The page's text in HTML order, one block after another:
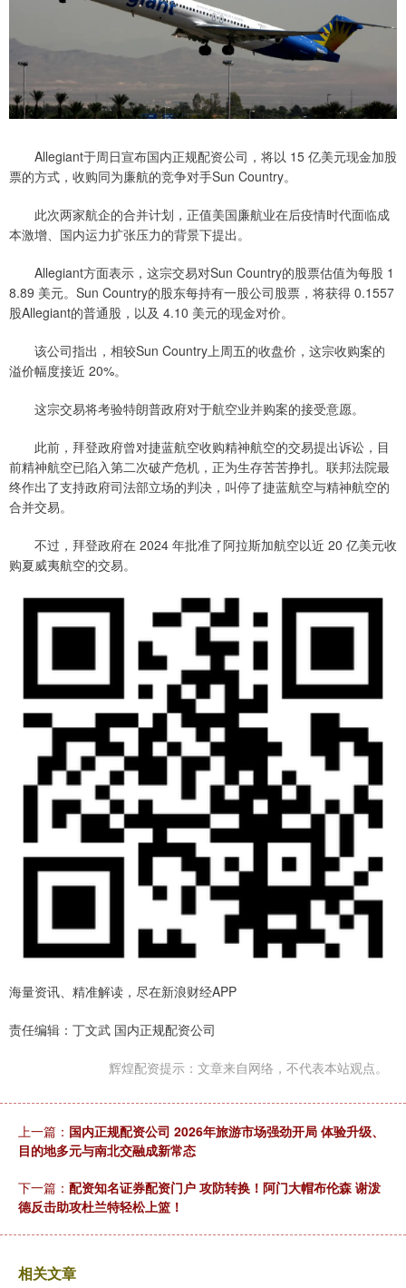
Allegiant于周日宣布国内正规配资公司，将以 15 亿美元现金加股
票的方式，收购同为廉航的竞争对手Sun Country。
此次两家航企的合并计划，正值美国廉航业在后疫情时代面临成
本激增、国内运力扩张压力的背景下提出。
Allegiant方面表示，这宗交易对Sun Country的股票估值为每股 1
8.89 美元。Sun Country的股东每持有一股公司股票，将获得 0.1557
股Allegiant的普通股，以及 4.10 美元的现金对价。
该公司指出，相较Sun Country上周五的收盘价，这宗收购案的
溢价幅度接近 20%。
这宗交易将考验特朗普政府对于航空业并购案的接受意愿。
此前，拜登政府曾对捷蓝航空收购精神航空的交易提出诉讼，目
前精神航空已陷入第二次破产危机，正为生存苦苦挣扎。联邦法院最
终作出了支持政府司法部立场的判决，叫停了捷蓝航空与精神航空的
合并交易。
不过，拜登政府在 2024 年批准了阿拉斯加航空以近 20 亿美元收
购夏威夷航空的交易。
海量资讯、精准解读，尽在新浪财经APP
责任编辑：丁文武 国内正规配资公司
辉煌配资提示：文章来自网络，不代表本站观点。
上一篇： 国内正规配资公司 2026年旅游市场强劲开局 体验升级、
目的地多元与南北交融成新常态
下一篇： 配资知名证券配资门户 攻防转换！阿门大帽布伦森 谢泼
德反击助攻杜兰特轻松上篮！
相关文章